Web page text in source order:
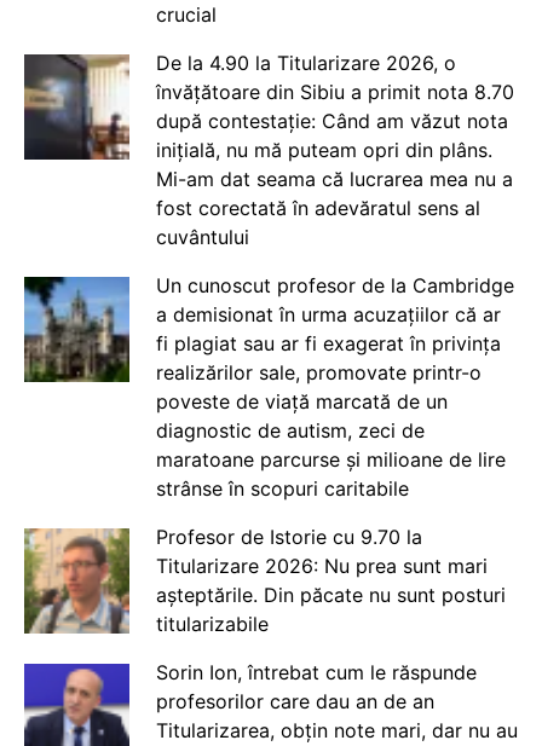
crucial
De la 4.90 la Titularizare 2026, o
învățătoare din Sibiu a primit nota 8.70
după contestație: Când am văzut nota
inițială, nu mă puteam opri din plâns.
Mi-am dat seama că lucrarea mea nu a
fost corectată în adevăratul sens al
cuvântului
Un cunoscut profesor de la Cambridge
a demisionat în urma acuzațiilor că ar
fi plagiat sau ar fi exagerat în privința
realizărilor sale, promovate printr-o
poveste de viață marcată de un
diagnostic de autism, zeci de
maratoane parcurse și milioane de lire
strânse în scopuri caritabile
Profesor de Istorie cu 9.70 la
Titularizare 2026: Nu prea sunt mari
așteptările. Din păcate nu sunt posturi
titularizabile
Sorin Ion, întrebat cum le răspunde
profesorilor care dau an de an
Titularizarea, obțin note mari, dar nu au